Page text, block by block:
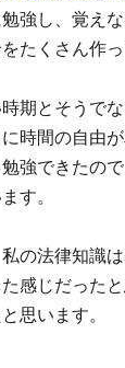
強し、覚え
たくさん作っ
期とそうで
時間の自由
強できたの
す。
の法律知識
感じだったと
思います。